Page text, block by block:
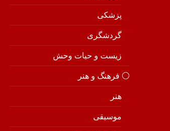
پزشکی
گردشگری
زیست و حیات وحش
⚪️ فرهنگ و هنر
هنر
موسیقی